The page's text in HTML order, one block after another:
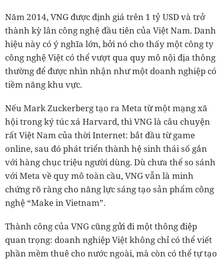
Năm 2014, VNG được định giá trên 1 tỷ USD và trở
thành kỳ lân công nghệ đầu tiên của Việt Nam. Danh
hiệu này có ý nghĩa lớn, bởi nó cho thấy một công ty
công nghệ Việt có thể vượt qua quy mô nội địa thông
thường để được nhìn nhận như một doanh nghiệp có
tiềm năng khu vực.
Nếu Mark Zuckerberg tạo ra Meta từ một mạng xã
hội trong ký túc xá Harvard, thì VNG là câu chuyện
rất Việt Nam của thời Internet: bắt đầu từ game
online, sau đó phát triển thành hệ sinh thái số gắn
với hàng chục triệu người dùng. Dù chưa thể so sánh
với Meta về quy mô toàn cầu, VNG vẫn là minh
chứng rõ ràng cho năng lực sáng tạo sản phẩm công
nghệ “Make in Vietnam”.
Thành công của VNG cũng gửi đi một thông điệp
quan trọng: doanh nghiệp Việt không chỉ có thể viết
phần mềm thuê cho nước ngoài, mà còn có thể tự tạo